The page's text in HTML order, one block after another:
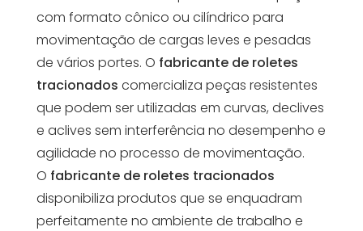
com formato cônico ou cilíndrico para
movimentação de cargas leves e pesadas
de vários portes. O fabricante de roletes
tracionados comercializa peças resistentes
que podem ser utilizadas em curvas, declives
e aclives sem interferência no desempenho e
agilidade no processo de movimentação.
O fabricante de roletes tracionados
disponibiliza produtos que se enquadram
perfeitamente no ambiente de trabalho e